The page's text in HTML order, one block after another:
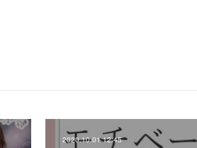
2020.10.01 12:45